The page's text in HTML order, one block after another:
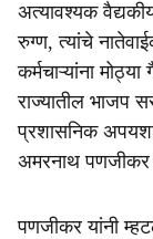
अत्यावश्यक
रुग्ण, त्यांचे
कर्मचाऱ्यांना
राज्यातील भाजप
प्रशासनिक
अमरनाथ
पणजीकर यांनी